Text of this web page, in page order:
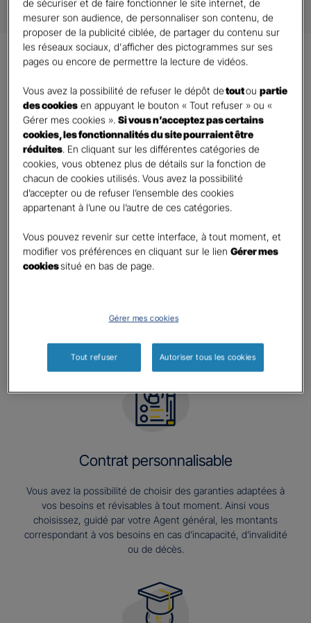
Les
de
l’assurancePrévoyance
​La prévoyance est une démarche essentielle pour
sécuriser votre avenir financier et celui de vos proches
face aux aléas de la vie. Elle englobe un ensemble de
garanties visant à compenser les pertes de revenus
résultant d’événements tels que l’incapacité de travail,
l’invalidité ou le décès.
l’assurancePrévoyance*
Contrat personnalisable
Vous avez la possibilité de choisir des garanties adaptées à
vos besoins et révisables à tout moment. Ainsi vous
choisissez, guidé par votre Agent général, les montants
correspondant à vos besoins en cas d’incapacité, d’invalidité
ou de décès.
de sécuriser et de faire fonctionner le site internet, de
mesurer son audience, de personnaliser son contenu, de
proposer de la publicité ciblée, de partager du contenu sur
les réseaux sociaux, d'afficher des pictogrammes sur ses
pages ou encore de permettre la lecture de vidéos.
Vous avez la possibilité de refuser le dépôt detoutoupartie
des cookies en appuyant le bouton « Tout refuser » ou «
Gérer mes cookies ».Si vous n’acceptez pas certains
cookies, les fonctionnalités du site pourraient être
réduites . En cliquant sur les différentes catégories de
cookies, vous obtenez plus de détails sur la fonction de
chacun de cookies utilisés. Vous avez la possibilité
d’accepter ou de refuser l’ensemble des cookies
appartenant à l’une ou l’autre de ces catégories.
Vous pouvez revenir sur cette interface, à tout moment, et
modifier vos préférences en cliquant sur le lienGérer mes
cookiessitué en bas de page.
Gérer mes cookies
Tout refuser Autoriser tous les cookies